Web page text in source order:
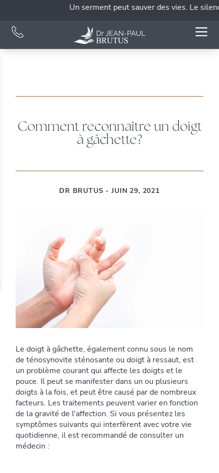
Un serment peut sauver des vies. Le
Comment reconnaître un doigt
à gâchette?
DR BRUTUS - JUIN 29, 2021
Le doigt à gâchette, également connu sous le nom
de ténosynovite sténosante ou doigt à ressaut, est
un problème courant qui affecte les doigts et le
pouce. Il peut se manifester dans un ou plusieurs
doigts à la fois, et peut être causé par de nombreux
facteurs. Les traitements peuvent varier en fonction
de la gravité de l'affection. Si vous présentez les
symptômes suivants qui interfèrent avec votre vie
quotidienne, il est recommandé de consulter un
médecin :